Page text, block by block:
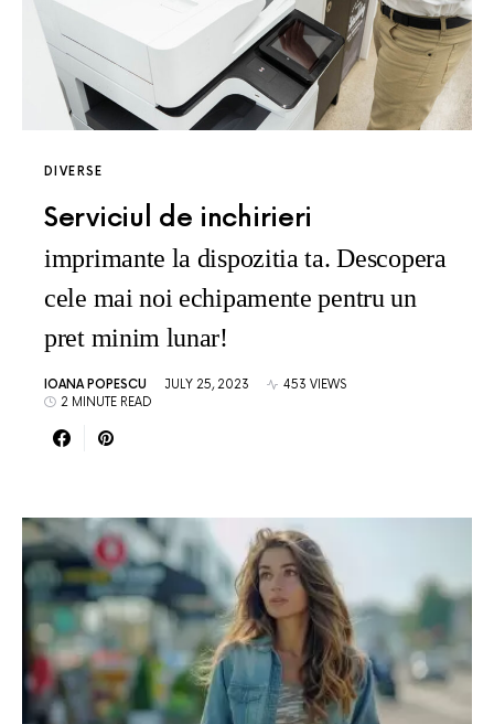
DIVERSE
Serviciul de inchirieri
imprimante la dispozitia ta. Descopera
cele mai noi echipamente pentru un
pret minim lunar!
IOANA POPESCU JULY 25, 2023
453 VIEWS
2 MINUTE READ